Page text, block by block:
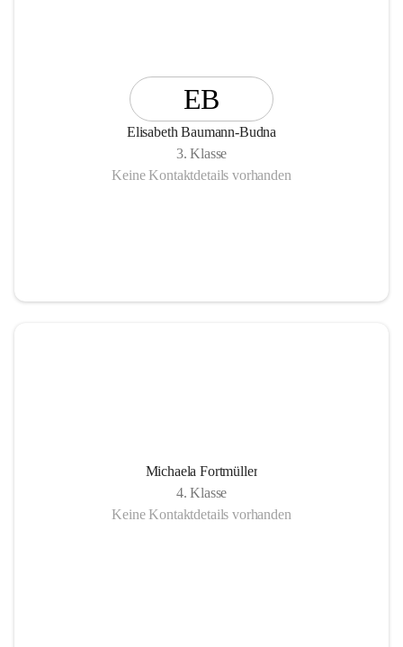
EB
Elisabeth Baumann-Budna
3. Klasse
Keine Kontaktdetails vorhanden
Michaela Fortmüller
4. Klasse
Keine Kontaktdetails vorhanden